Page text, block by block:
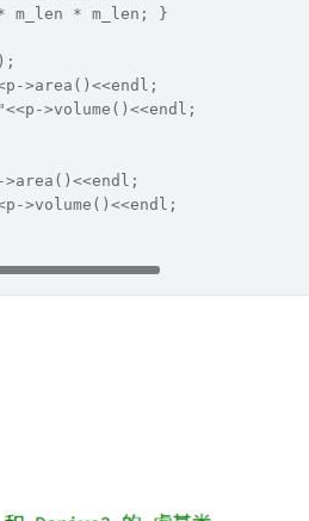
m_len * m_len; }
>area()<<endl;
>volume()<<endl;
>volume()<<endl;